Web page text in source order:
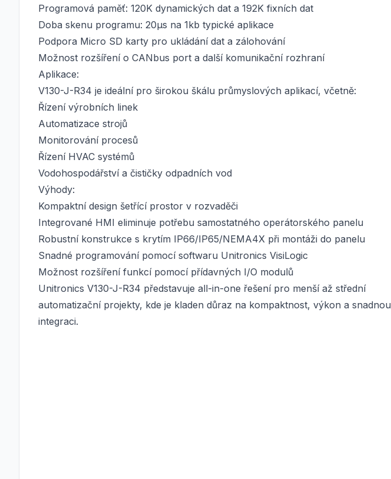
Programová paměť: 120K dynamických dat a 192K fixních dat
Doba skenu programu: 20µs na 1kb typické aplikace
Podpora Micro SD karty pro ukládání dat a zálohování
Možnost rozšíření o CANbus port a další komunikační rozhraní
Aplikace:
V130-J-R34 je ideální pro širokou škálu průmyslových aplikací, včetně:
Řízení výrobních linek
Automatizace strojů
Monitorování procesů
Řízení HVAC systémů
Vodohospodářství a čističky odpadních vod
Výhody:
Kompaktní design šetřící prostor v rozvaděči
Integrované HMI eliminuje potřebu samostatného operátorského panelu
Robustní konstrukce s krytím IP66/IP65/NEMA4X při montáži do panelu
Snadné programování pomocí softwaru Unitronics VisiLogic
Možnost rozšíření funkcí pomocí přídavných I/O modulů
Unitronics V130-J-R34 představuje all-in-one řešení pro menší až střední
automatizační projekty, kde je kladen důraz na kompaktnost, výkon a snadnou
integraci.